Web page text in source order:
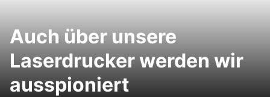
Auch über unsere
Laserdrucker werden wir
ausspioniert